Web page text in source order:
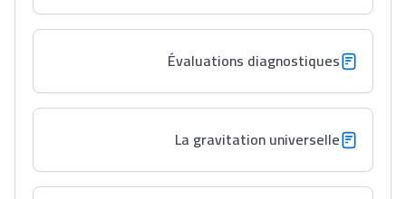
Évaluations diagnostiques
La gravitation universelle